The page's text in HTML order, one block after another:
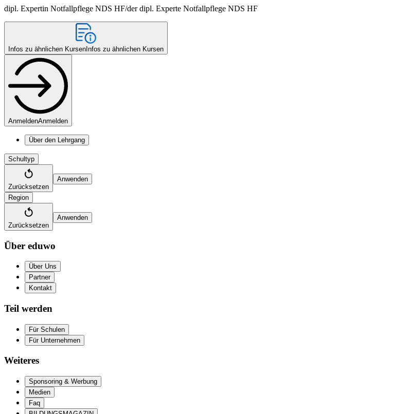
dipl. Expertin Notfallpflege NDS HF/der dipl. Experte Notfallpflege NDS HF
Infos zu ähnlichen Kursen Infos zu ähnlichen Kursen
AnmeldenAnmelden
Über den Lehrgang
Schultyp
Zurücksetzen
Anwenden
Region
Zurücksetzen
Anwenden
Über eduwo
Über Uns
Partner
Kontakt
Teil werden
Für Schulen
Für Unternehmen
Weiteres
Sponsoring & Werbung
Medien
Faq